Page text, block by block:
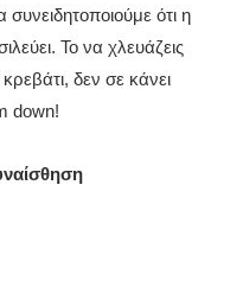
ότι η
Το να χλευάζεις
δεν σε κάνει
down!